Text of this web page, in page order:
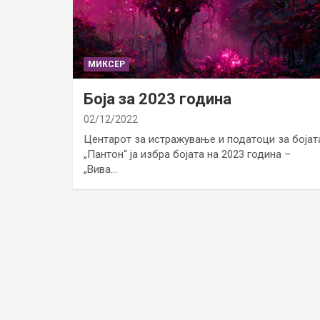
МИКСЕР
Боја за 2023 година
02/12/2022
Центарот за истражување и податоци за
„Пантон“ ја избра бојата на 2023 година –
„Вива…